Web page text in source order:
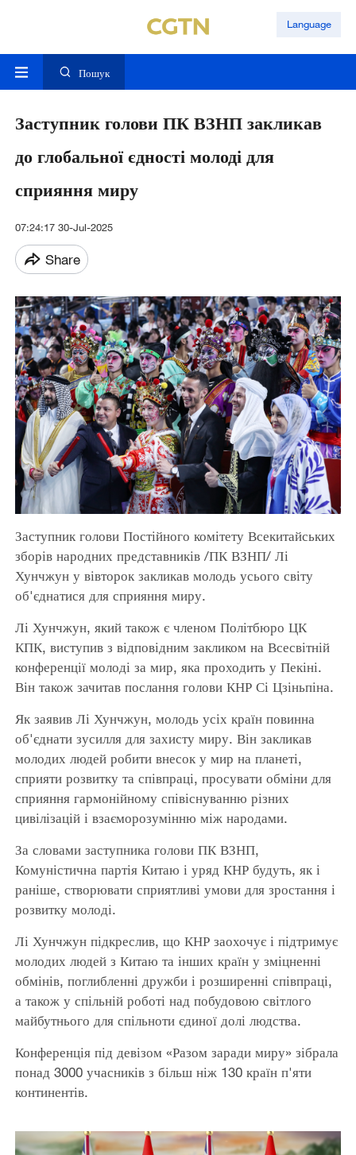
Language
Пошук
Заступник голови ПК ВЗНП закликав
до глобальної єдності молоді для
сприяння миру
07:24:17 30-Jul-2025
Share
Заступник голови Постійного комітету Всекитайських
зборів народних представників /ПК ВЗНП/ Лі
Хунчжун у вівторок закликав молодь усього світу
об'єднатися для сприяння миру.
Лі Хунчжун, який також є членом Політбюро ЦК
КПК, виступив з відповідним закликом на Всесвітній
конференції молоді за мир, яка проходить у Пекіні.
Він також зачитав послання голови КНР Сі Цзіньпіна.
Як заявив Лі Хунчжун, молодь усіх країн повинна
об'єднати зусилля для захисту миру. Він закликав
молодих людей робити внесок у мир на планеті,
сприяти розвитку та співпраці, просувати обміни для
сприяння гармонійному співіснуванню різних
цивілізацій і взаєморозумінню між народами.
За словами заступника голови ПК ВЗНП,
Комуністична партія Китаю і уряд КНР будуть, як і
раніше, створювати сприятливі умови для зростання і
розвитку молоді.
Лі Хунчжун підкреслив, що КНР заохочує і підтримує
молодих людей з Китаю та інших країн у зміцненні
обмінів, поглибленні дружби і розширенні співпраці,
а також у спільній роботі над побудовою світлого
майбутнього для спільноти єдиної долі людства.
Конференція під девізом «Разом заради миру» зібрала
понад 3000 учасників з більш ніж 130 країн п'яти
континентів.